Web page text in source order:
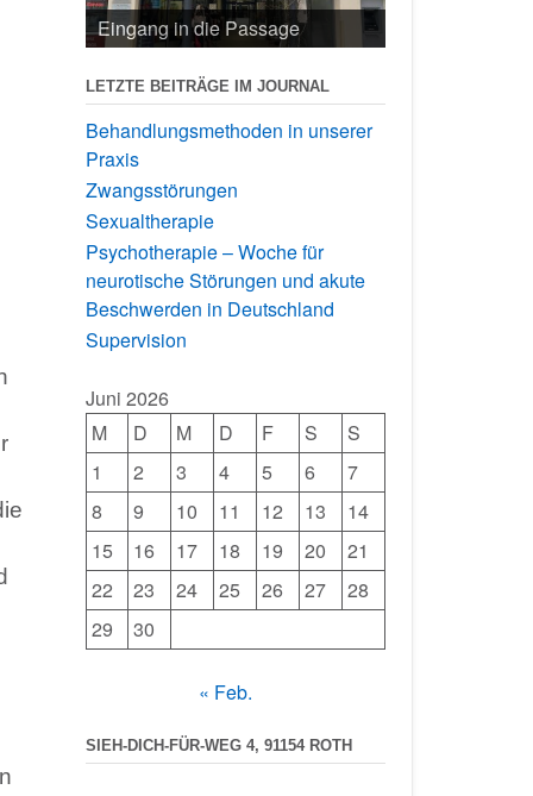
Eingang in die Passage
LETZTE BEITRÄGE IM JOURNAL
Behandlungsmethoden in unserer
Praxis
Zwangsstörungen
Sexualtherapie
Psychotherapie – Woche für
neurotische Störungen und akute
Beschwerden in Deutschland
Supervision
Juni 2026
M
D M D F S
S
1
2 3 4 5 6
7
8
9 10 11 12 13
14
15
16 17 18 19 20
21
22
23 24 25 26 27
28
29
30
« Feb.
SIEH-DICH-FÜR-WEG 4, 91154 ROTH